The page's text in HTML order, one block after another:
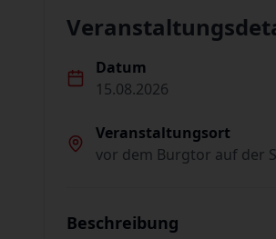
Datum
15.08.2026
Veranstaltungsort
vor dem Burgtor auf der
Beschreibung